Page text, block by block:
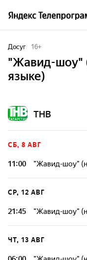
Досуг 16+
"Жавид-шоу"
языке)
ТНВ
СБ, 8 АВГ
11:00 "Жавид-шоу"
СР, 12 АВГ
21:45 "Жавид-шоу"
ЧТ, 13 АВГ